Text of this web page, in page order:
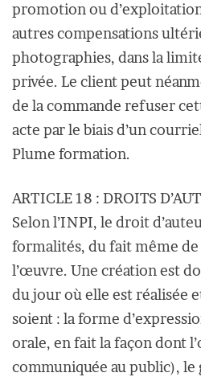
promotion ou
autres compensations
photographies, dans la
privée. Le client peut
de la commande refuser
acte par le biais d’un
Plume formation.
ARTICLE 18 : DROITS
Selon l’INPI, le droit
formalités, du fait même de
l’œuvre. Une création est
du jour où elle est réalisée
soient : la forme
orale, en fait la façon dont
communiquée au public), le